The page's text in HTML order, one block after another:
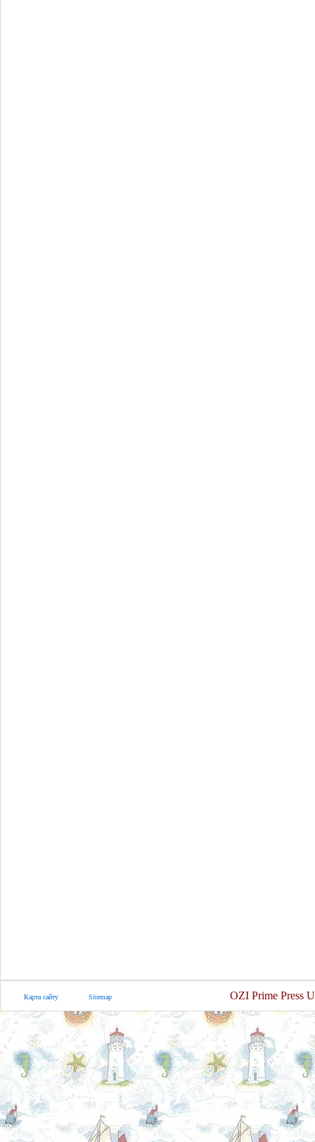
Карта сайту Sitemap OZI Prime Press